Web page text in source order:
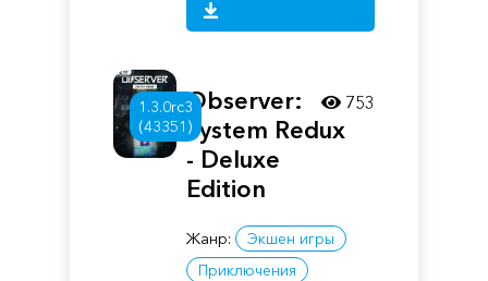
1.3.0rc3
(43351)
Observer:
System Redux
- Deluxe
Edition
Жанр:
Экшен игры
Приключения
753